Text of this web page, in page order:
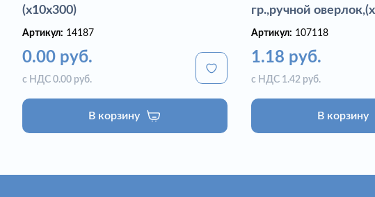
(х10х300)
Артикул: 14187
0.00 руб.
с НДС 0.00 руб.
В корзину
гр.,ручной
Артикул: 107118
1.18 руб.
с НДС 1.42 руб.
В корзину